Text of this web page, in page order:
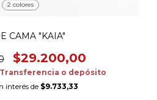
2 colores
CAMA "KAIA"
$29.200,00
Transferencia o depósito
interés de $9.733,33